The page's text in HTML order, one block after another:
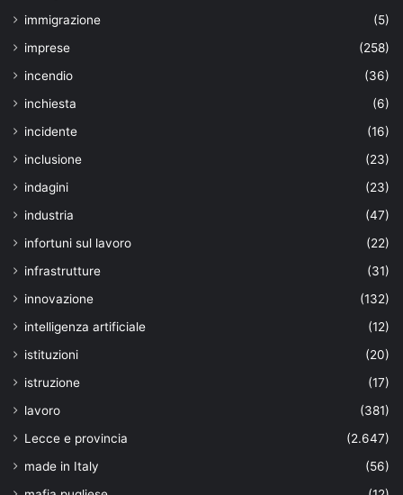
immigrazione
(5)
imprese
(258)
incendio
(36)
inchiesta
(6)
incidente
(16)
inclusione
(23)
indagini
(23)
industria
(47)
infortuni sul lavoro
(22)
infrastrutture
(31)
innovazione
(132)
intelligenza artificiale
(12)
istituzioni
(20)
istruzione
(17)
lavoro
(381)
Lecce e provincia
(2.647)
made in Italy
(56)